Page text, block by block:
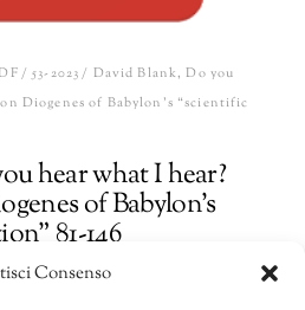
Consenso
/53-2023/ David Blank, Do you
Diogenes of Babylon’s “scientific
hear what I hear?
of Babylon’s
81-146